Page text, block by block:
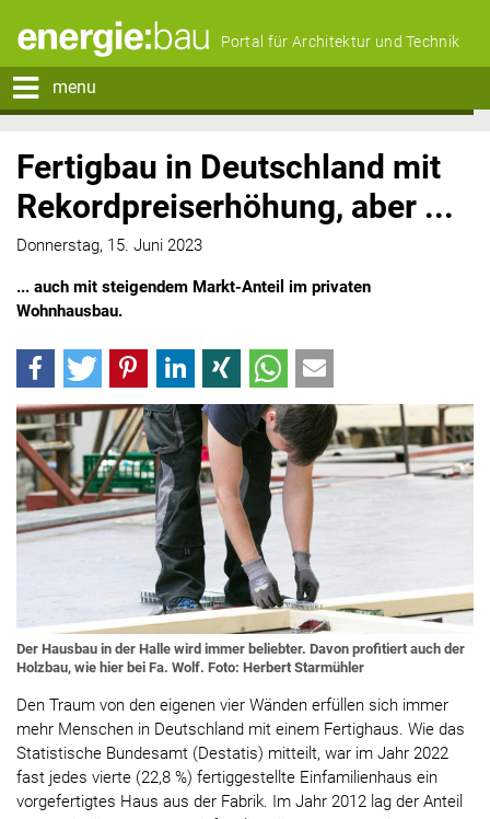
Portal für Architektur und Technik
menu
Fertigbau in Deutschland mit
Rekordpreiserhöhung, aber ...
Donnerstag, 15. Juni 2023
... auch mit steigendem Markt-Anteil im privaten
Wohnhausbau.
Der Hausbau in der Halle wird immer beliebter. Davon profitiert auch der
Holzbau, wie hier bei Fa. Wolf. Foto: Herbert Starmühler
Den Traum von den eigenen vier Wänden erfüllen sich immer
mehr Menschen in Deutschland mit einem Fertighaus. Wie das
Statistische Bundesamt (Destatis) mitteilt, war im Jahr 2022
fast jedes vierte (22,8 %) fertiggestellte Einfamilienhaus ein
vorgefertigtes Haus aus der Fabrik. Im Jahr 2012 lag der Anteil